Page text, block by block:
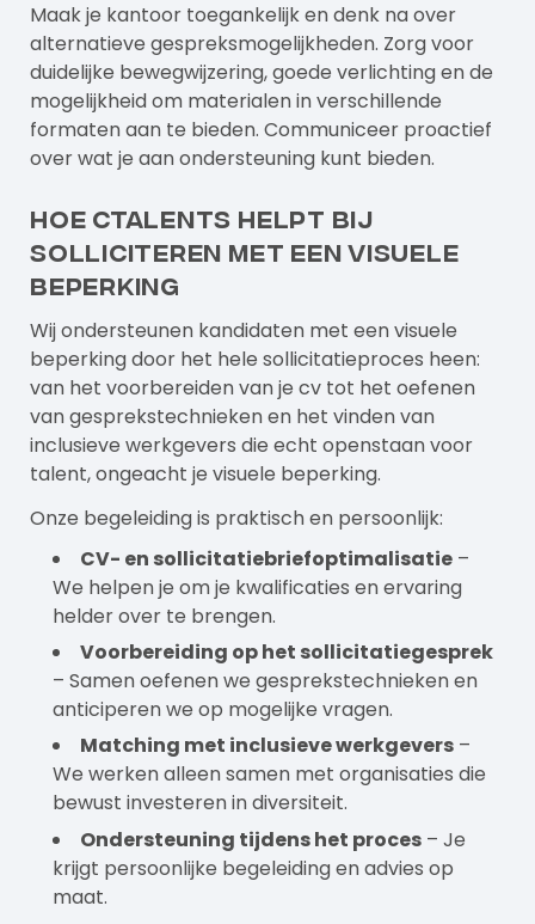
Maak je kantoor toegankelijk en denk na over
alternatieve gespreksmogelijkheden. Zorg voor
duidelijke bewegwijzering, goede verlichting en de
mogelijkheid om materialen in verschillende
formaten aan te bieden. Communiceer proactief
over wat je aan ondersteuning kunt bieden.
Hoe Ctalents helpt bij
solliciteren met een visuele
beperking
Wij ondersteunen kandidaten met een visuele
beperking door het hele sollicitatieproces heen:
van het voorbereiden van je cv tot het oefenen
van gesprekstechnieken en het vinden van
inclusieve werkgevers die echt openstaan voor
talent, ongeacht je visuele beperking.
Onze begeleiding is praktisch en persoonlijk:
CV- en sollicitatiebriefoptimalisatie –
We helpen je om je kwalificaties en ervaring
helder over te brengen.
Voorbereiding op het sollicitatiegesprek
– Samen oefenen we gesprekstechnieken en
anticiperen we op mogelijke vragen.
Matching met inclusieve werkgevers –
We werken alleen samen met organisaties die
bewust investeren in diversiteit.
Ondersteuning tijdens het proces – Je
krijgt persoonlijke begeleiding en advies op
maat.